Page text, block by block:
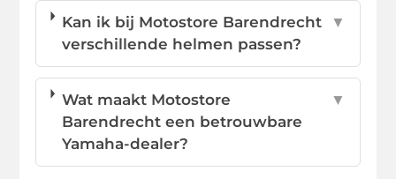
Kan ik bij Motostore Barendrecht
verschillende helmen passen?
▼
Wat maakt Motostore
Barendrecht een betrouwbare
Yamaha-dealer?
▼